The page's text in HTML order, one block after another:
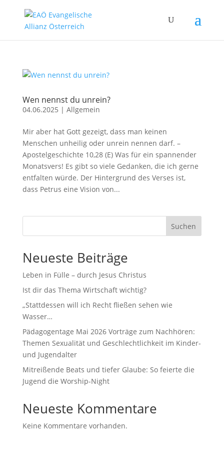
Wen nennst du unrein?
04.06.2025 | Allgemein
Mir aber hat Gott gezeigt, dass man keinen
Menschen unheilig oder unrein nennen darf. –
Apostelgeschichte 10,28 (E) Was für ein spannender
Monatsvers! Es gibt so viele Gedanken, die ich gerne
entfalten würde. Der Hintergrund des Verses ist,
dass Petrus eine Vision von...
Suchen
Neueste Beiträge
Leben in Fülle – durch Jesus Christus
Ist dir das Thema Wirtschaft wichtig?
„Stattdessen will ich Recht fließen sehen wie
Wasser…
Pädagogentage Mai 2026 Vorträge zum Nachhören:
Themen Sexualität und Geschlechtlichkeit im Kinder-
und Jugendalter
Mitreißende Beats und tiefer Glaube: So feierte die
Jugend die Worship-Night
Neueste Kommentare
Keine Kommentare vorhanden.